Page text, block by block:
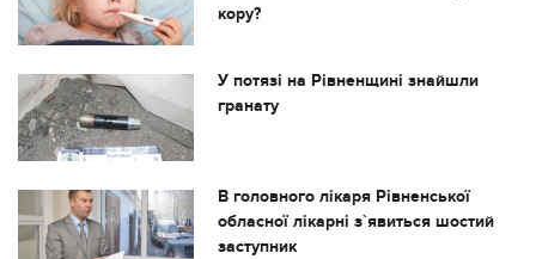
кору?
У потязі на Рівненщині знайшли
гранату
В головного лікаря Рівненської
обласної лікарні з`явиться шостий
заступник